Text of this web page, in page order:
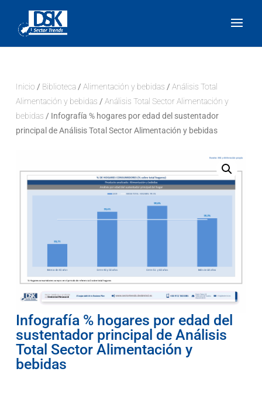
Inicio / Biblioteca/ Alimentación y bebidas / Análisis Total
Alimentación y bebidas / Análisis Total Sector Alimentación y
bebidas / Infografía % hogares por edad del sustentador
principal de Análisis Total Sector Alimentación y bebidas
Infografía % hogares por edad del
sustentador principal de Análisis
Total Sector Alimentación y
bebidas